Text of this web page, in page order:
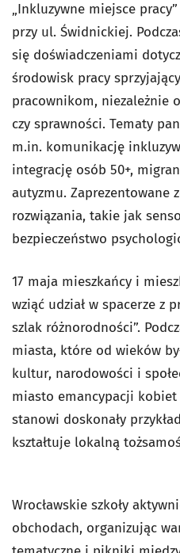
„Inkluzywne miejsce
przy ul. Świdnickiej.
się doświadczeniami
środowisk pracy
pracownikom, niezależnie
czy sprawności. Tematy
m.in. komunikację
integrację osób 50+,
autyzmu. Zaprezentowane
rozwiązania, takie jak
bezpieczeństwo
17 maja mieszkańcy i
wziąć udział w spacerze z
szlak różnorodności”.
miasta, które od wieków
kultur, narodowości i
miasto emancypacji kobiet
stanowi doskonały
kształtuje lokalną
Wrocławskie szkoły
obchodach, organizując